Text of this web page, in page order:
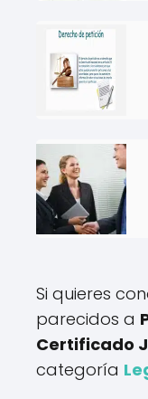
Si quieres
parecidos a
Certificado
categoría